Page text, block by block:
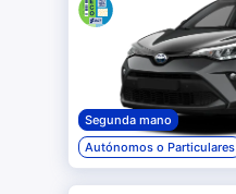
Segunda mano
Autónomos o Particulares